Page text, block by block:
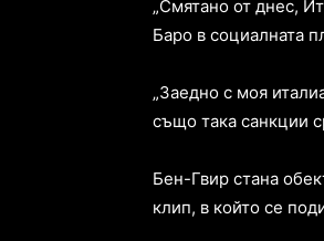
„Смятано от днес,
Баро в социалната
„Заедно с моя
също така санкции
Бен-Гвир стана
клип, в който се